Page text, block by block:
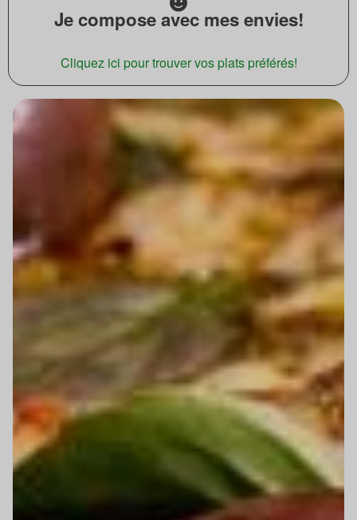
Je compose avec mes envies!
Cliquez ici pour trouver vos plats préférés!